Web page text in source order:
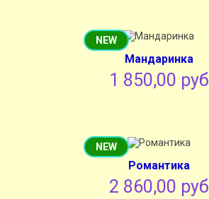
NEW
Мандаринка
1 850,00 руб
NEW
Романтика
2 860,00 руб